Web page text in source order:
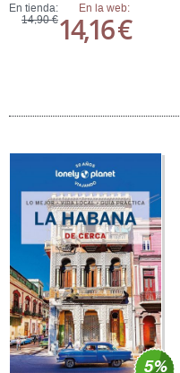
En tienda:
14,90 €
En la web:
14,16 €